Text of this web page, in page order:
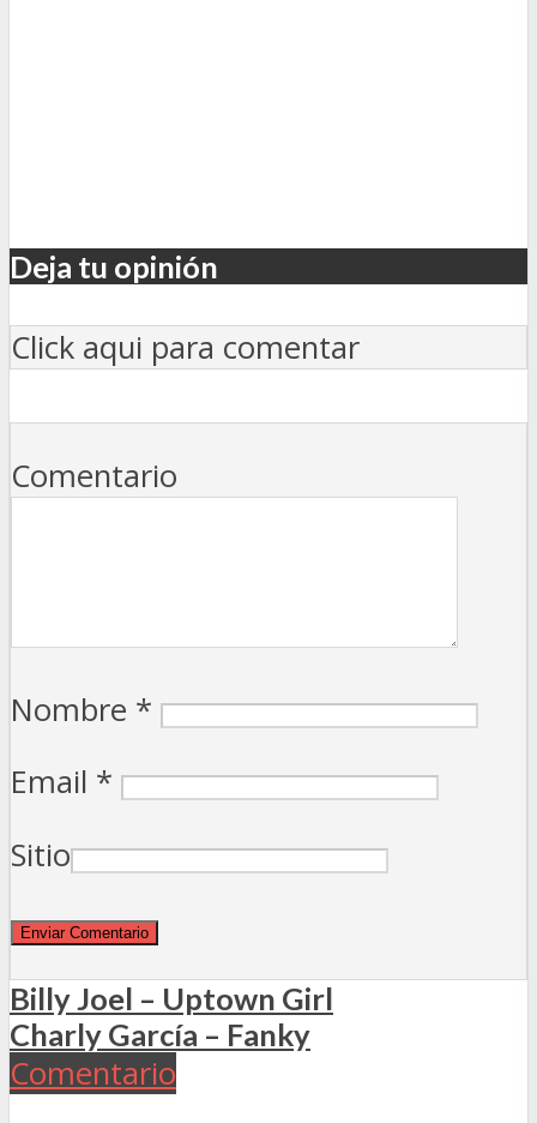
Deja tu opinión
Click aqui para comentar
Comentario
Nombre *
Email *
Sitio
Billy Joel – Uptown Girl
Charly García – Fanky
Comentario